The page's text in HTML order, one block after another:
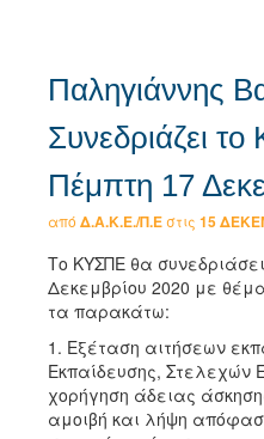
Παληγιάννης
Συνεδριάζει
Πέμπτη 17
από Δ.Α.Κ.Ε./Π.Εστις 15
Το ΚΥΣΠΕ θα
Δεκεμβρίου 2020 με
τα παρακάτω:
1. Εξέταση αιτήσεων
Εκπαίδευσης, Στελεχών
χορήγηση άδειας
αμοιβή και λήψη